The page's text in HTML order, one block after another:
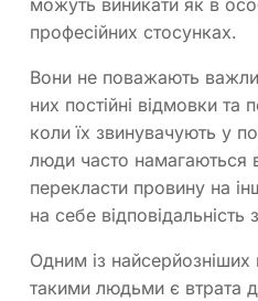
можуть виникати як в
професійних стосунках.
Вони не поважають
них постійні відмовки та
коли їх звинувачують у
люди часто намагаються
перекласти провину на
на себе відповідальність
Одним із найсерйозніших
такими людьми є втрата